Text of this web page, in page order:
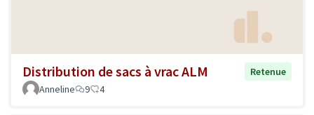
Distribution de sacs à vrac ALM
Retenue
Anneline
9 4